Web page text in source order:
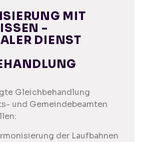
MIT
-
DIENST
Gleichbehandlung
und Gemeindebeamten
der Laufbahnen